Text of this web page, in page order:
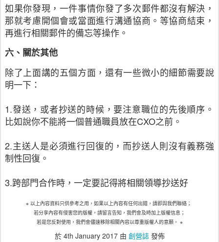
如果你發現，一件事情你發了多次郵件都沒有解決，
那就考慮開個會或當面進行溝通協商。等協商結束，
再進行相關郵件的備忘等操作。
六、關於其他
除了上面講的五個方面，還有一些微小的細節需要說
明一下：
1.發送，或者抄送的時候，要注意職位的先後順序。
比如說你不能將一個普通職員放在CXO之前。
2.主送人是必須進行回復的，而抄送人則沒有義務強
制性回復。
3.跨部門合作時，一定要記得將相關領導抄送好
※ 以上內容資料只供參考之用，如果以上內容有任何出錯，請即與我們聯絡；
若分享內容有侵害您的版權，請留言告知，我們會及時加上版權信息；
若是您反對使用，我們會儘速移除相關內容以尊重版權人的意願。 ※
於 4th January 2017由 創營誌發佈